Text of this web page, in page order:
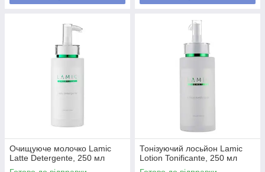
Очищуюче молочко Lamic
Latte Detergente, 250 мл
Тонізуючий лосьйон Lamic
Lotion Tonificante, 250 мл